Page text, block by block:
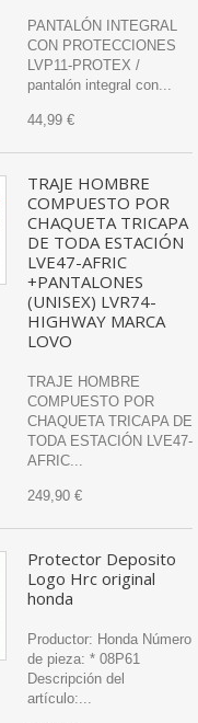
PANTALÓN INTEGRAL
CON PROTECCIONES
LVP11-PROTEX /
pantalón integral con...
44,99 €
TRAJE HOMBRE
COMPUESTO POR
CHAQUETA TRICAPA
DE TODA ESTACIÓN
LVE47-AFRIC
+PANTALONES
(UNISEX) LVR74-
HIGHWAY MARCA
LOVO
TRAJE HOMBRE
COMPUESTO POR
CHAQUETA TRICAPA DE
TODA ESTACIÓN LVE47-
AFRIC...
249,90 €
Protector Deposito
Logo Hrc original
honda
Productor: Honda Número
de pieza: * 08P61
Descripción del
artículo:...